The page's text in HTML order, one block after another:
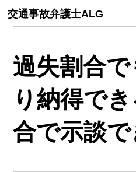
交通事故弁護士ALG
過失割合
り納得で
合で示談で